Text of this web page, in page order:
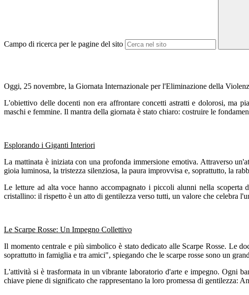
Campo di ricerca per le pagine del sito
Oggi, 25 novembre, la Giornata Internazionale per l'Eliminazione della
L'obiettivo delle docenti non era affrontare concetti astratti e dolorosi, ma
maschi e femmine. Il mantra della giornata è stato chiaro: costruire le
Esplorando i Giganti Interiori
La mattinata è iniziata con una profonda immersione emotiva. Attraverso
gioia luminosa, la tristezza silenziosa, la paura improvvisa e, soprattutto, la
Le letture ad alta voce hanno accompagnato i piccoli alunni nella
cristallino: il rispetto è un atto di gentilezza verso tutti, un valore che celebra
Le Scarpe Rosse: Un Impegno Collettivo
Il momento centrale e più simbolico è stato dedicato alle Scarpe Rosse. Le
soprattutto in famiglia e tra amici", spiegando che le scarpe rosse sono un
L'attività si è trasformata in un vibrante laboratorio d'arte e impegno. Ogni
chiave piene di significato che rappresentano la loro promessa di gentilezza: